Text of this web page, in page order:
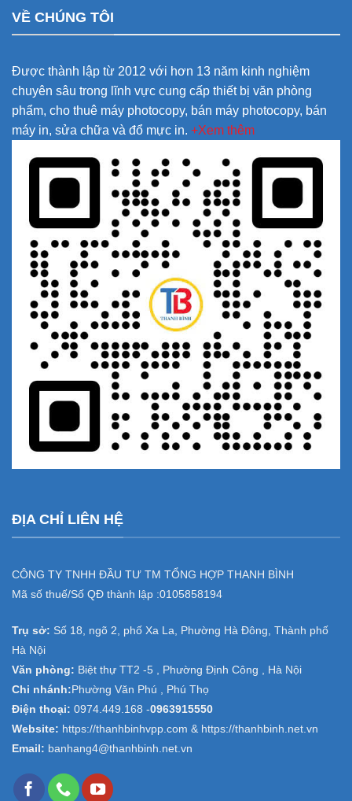
VỀ CHÚNG TÔI
Được thành lập từ 2012 với hơn 13 năm kinh nghiệm
chuyên sâu trong lĩnh vực cung cấp thiết bị văn phòng
phẩm, cho thuê máy photocopy, bán máy photocopy, bán
máy in, sửa chữa và đổ mực in. +Xem thêm
ĐỊA CHỈ LIÊN HỆ
CÔNG TY TNHH ĐẦU TƯ TM TỔNG HỢP THANH BÌNH
Mã số thuế/Số QĐ thành lập :0105858194
Trụ sở: Số 18, ngõ 2, phố Xa La, Phường Hà Đông, Thành phố
Hà Nội
Văn phòng: Biệt thự TT2 -5 , Phường Định Công , Hà Nội
Chi nhánh:Phường Văn Phú , Phú Thọ
Điện thoại: 0974.449.168 -0963915550
Website: https://thanhbinhvpp.com & https://thanhbinh.net.vn
Email: banhang4@thanhbinh.net.vn